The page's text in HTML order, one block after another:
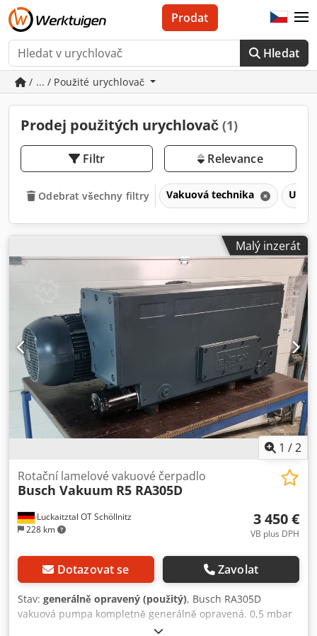
Hledat
Prodat
/ ... / Použité urychlovač
Prodej použitých urychlovač (1)
Filtr Relevance
Odebrat všechny filtry Vakuová technika
Malý inzerát
1 /2
Luckaitztal OT Schöllnitz
228 km
Rotační lamelové vakuové čerpadlo
Busch Vakuum R5 RA305D
3 450 €
VB plus DPH
Dotazovat se Zavolat
Stav: generálně opravený (použitý), Busch RA305D
vakuová pumpa kompletně generálně opravená. 0,5 mbar
abs, 300 cm³/h, k dispozici ze skladu. Chsdpowv Rbdofx